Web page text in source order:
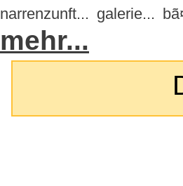
narrenzunft... galerie...
mehr...